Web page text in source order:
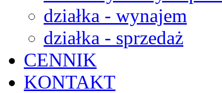
działka - wynajem
działka - sprzedaż
CENNIK
KONTAKT